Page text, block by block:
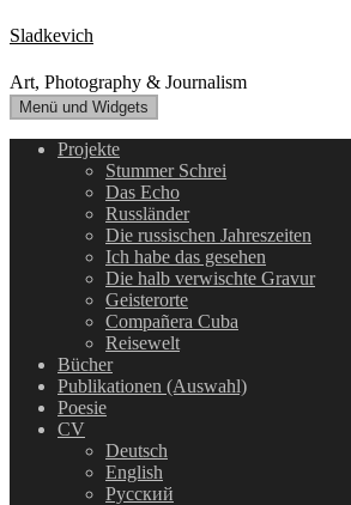
Zum
Inhalt
springen
Sladkevich
Art, Photography & Journalism
Menü und Widgets
Projekte
Stummer Schrei
Das Echo
Russländer
Die russischen Jahreszeiten
Ich habe das gesehen
Die halb verwischte Gravur
Geisterorte
Compañera Cuba
Reisewelt
Bücher
Publikationen (Auswahl)
Poesie
CV
Deutsch
English
Русский